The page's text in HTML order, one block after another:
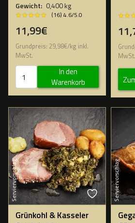
Gewicht: 0,400 kg
★★★★★
★★★★★ (16) 4.6/5.0
11,99€
Grundpreis: 29,98€/kg inkl.
MwSt.
In den
Warenkorb
MwSt.
Serviervorschlag
Grünkohl & Kasseler
Serviervorschlag